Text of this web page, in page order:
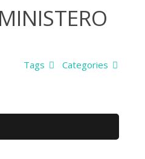
Categories
Tags